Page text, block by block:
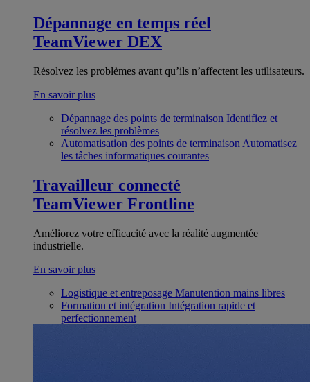
Dépannage en temps réel
TeamViewer DEX
Résolvez les problèmes avant qu’ils n’affectent les utilisateurs.
En savoir plus
Dépannage des points de terminaison Identifiez et
résolvez les problèmes
Automatisation des points de terminaison Automatisez
les tâches informatiques courantes
Travailleur connecté
TeamViewer Frontline
Améliorez votre efficacité avec la réalité augmentée
industrielle.
En savoir plus
Logistique et entreposage Manutention mains libres
Formation et intégration Intégration rapide et
perfectionnement